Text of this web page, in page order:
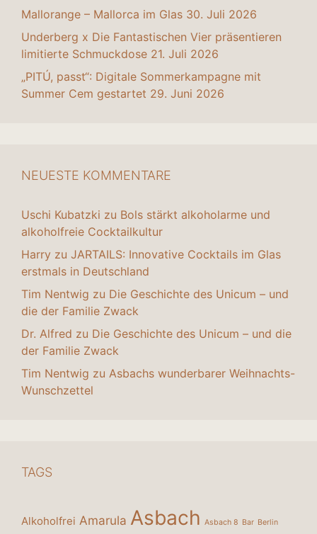
Mallorange – Mallorca im Glas 30. Juli 2026
Underberg x Die Fantastischen Vier präsentieren
limitierte Schmuckdose 21. Juli 2026
„PITÚ, passt“: Digitale Sommerkampagne mit
Summer Cem gestartet 29. Juni 2026
NEUESTE KOMMENTARE
Uschi Kubatzki zu Bols stärkt alkoholarme und
alkoholfreie Cocktailkultur
Harry zu JARTAILS: Innovative Cocktails im Glas
erstmals in Deutschland
Tim Nentwig zu Die Geschichte des Unicum – und
die der Familie Zwack
Dr. Alfred zu Die Geschichte des Unicum – und die
der Familie Zwack
Tim Nentwig zu Asbachs wunderbarer Weihnachts-
Wunschzettel
TAGS
Alkoholfrei Amarula Asbach Asbach 8 Bar Berlin